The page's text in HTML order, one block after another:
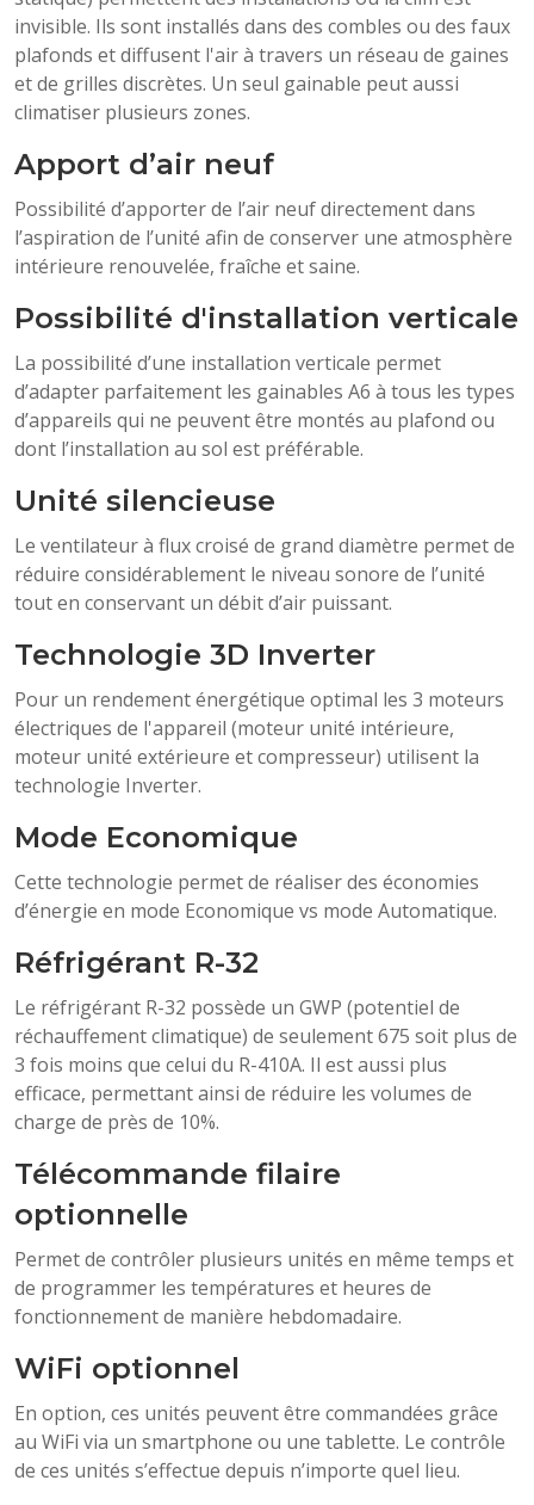
invisible. Ils sont installés dans des combles ou des faux
plafonds et diffusent l'air à travers un réseau de gaines
et de grilles discrètes. Un seul gainable peut aussi
climatiser plusieurs zones.
Apport d’air neuf
Possibilité d’apporter de l’air neuf directement dans
l’aspiration de l’unité afin de conserver une atmosphère
intérieure renouvelée, fraîche et saine.
Possibilité d'installation verticale
La possibilité d’une installation verticale permet
d’adapter parfaitement les gainables A6 à tous les types
d’appareils qui ne peuvent être montés au plafond ou
dont l’installation au sol est préférable.
Unité silencieuse
Le ventilateur à flux croisé de grand diamètre permet de
réduire considérablement le niveau sonore de l’unité
tout en conservant un débit d’air puissant.
Technologie 3D Inverter
Pour un rendement énergétique optimal les 3 moteurs
électriques de l'appareil (moteur unité intérieure,
moteur unité extérieure et compresseur) utilisent la
technologie Inverter.
Mode Economique
Cette technologie permet de réaliser des économies
d’énergie en mode Economique vs mode Automatique.
Réfrigérant R-32
Le réfrigérant R-32 possède un GWP (potentiel de
réchauffement climatique) de seulement 675 soit plus de
3 fois moins que celui du R-410A. Il est aussi plus
efficace, permettant ainsi de réduire les volumes de
charge de près de 10%.
Télécommande filaire
optionnelle
Permet de contrôler plusieurs unités en même temps et
de programmer les températures et heures de
fonctionnement de manière hebdomadaire.
WiFi optionnel
En option, ces unités peuvent être commandées grâce
au WiFi via un smartphone ou une tablette. Le contrôle
de ces unités s’effectue depuis n’importe quel lieu.